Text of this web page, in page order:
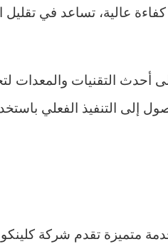
عالية، تساعد في تقليل
التقنيات والمعدات
التنفيذ الفعلي
متميزة تقدم شركة